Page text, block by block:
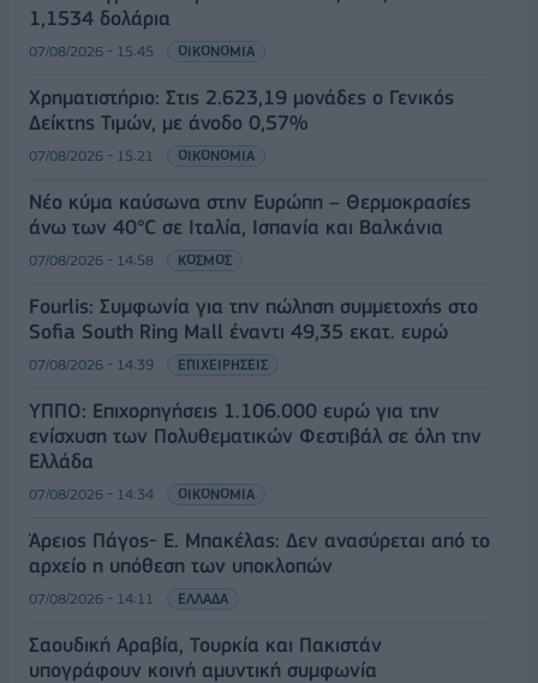
1,1534 δολάρια
07/08/2026 - 15:45 ΟΙΚΟΝΟΜΙΑ
Χρηματιστήριο: Στις 2.623,19 μονάδες ο Γενικός
Δείκτης Τιμών, με άνοδο 0,57%
07/08/2026 - 15:21 ΟΙΚΟΝΟΜΙΑ
Νέο κύμα καύσωνα στην Ευρώπη – Θερμοκρασίες
άνω των 40°C σε Ιταλία, Ισπανία και Βαλκάνια
07/08/2026 - 14:58 ΚΟΣΜΟΣ
Fourlis: Συμφωνία για την πώληση συμμετοχής στο
Sofia South Ring Mall έναντι 49,35 εκατ. ευρώ
07/08/2026 - 14:39 ΕΠΙΧΕΙΡΗΣΕΙΣ
ΥΠΠΟ: Επιχορηγήσεις 1.106.000 ευρώ για την
ενίσχυση των Πολυθεματικών Φεστιβάλ σε όλη την
Ελλάδα
07/08/2026 - 14:34 ΟΙΚΟΝΟΜΙΑ
Άρειος Πάγος- Ε. Μπακέλας: Δεν ανασύρεται από το
αρχείο η υπόθεση των υποκλοπών
07/08/2026 - 14:11 ΕΛΛΑΔΑ
Σαουδική Αραβία, Τουρκία και Πακιστάν
υπογράφουν κοινή αμυντική συμφωνία